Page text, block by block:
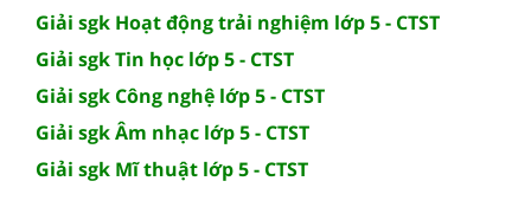
Giải sgk Hoạt động trải nghiệm lớp 5 - CTST
Giải sgk Tin học lớp 5 - CTST
Giải sgk Công nghệ lớp 5 - CTST
Giải sgk Âm nhạc lớp 5 - CTST
Giải sgk Mĩ thuật lớp 5 - CTST